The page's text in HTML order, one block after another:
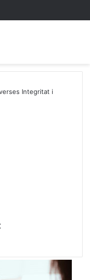
Integritat i